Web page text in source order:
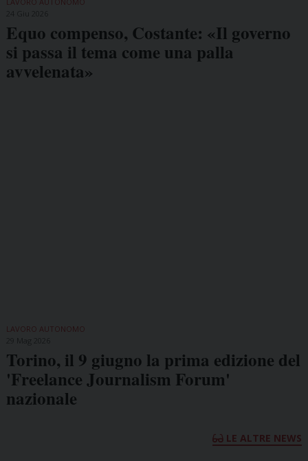
Equo compenso, Costante: «Il governo
si passa il tema come una palla
avvelenata»
LAVORO AUTONOMO
Torino, il 9 giugno la prima edizione del
'Freelance Journalism Forum'
nazionale
LE ALTRE NEWS